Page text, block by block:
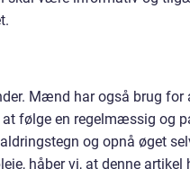
Mænd har også brug for
følge en regelmæssig og
og opnå øget
håber vi, at denne